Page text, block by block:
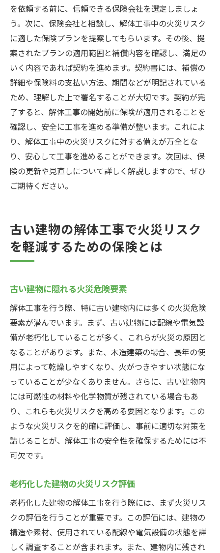
を依頼する前に、信頼できる保険会社を選定しましょ
う。次に、保険会社と相談し、解体工事中の火災リスク
に適した保険プランを提案してもらいます。その後、提
案されたプランの適用範囲と補償内容を確認し、満足の
いく内容であれば契約を進めます。契約書には、補償の
詳細や保険料の支払い方法、期間などが明記されている
ため、理解した上で署名することが大切です。契約が完
了すると、解体工事の開始前に保険が適用されることを
確認し、安全に工事を進める準備が整います。これによ
り、解体工事中の火災リスクに対する備えが万全とな
り、安心して工事を進めることができます。次回は、保
険の更新や見直しについて詳しく解説しますので、ぜひ
ご期待ください。
古い建物の解体工事で火災リスク
を軽減するための保険とは
古い建物に隠れる火災危険要素
解体工事を行う際、特に古い建物内には多くの火災危険
要素が潜んでいます。まず、古い建物には配線や電気設
備が老朽化していることが多く、これらが火災の原因と
なることがあります。また、木造建築の場合、長年の使
用によって乾燥しやすくなり、火がつきやすい状態にな
っていることが少なくありません。さらに、古い建物内
には可燃性の材料や化学物質が残されている場合もあ
り、これらも火災リスクを高める要因となります。この
ような火災リスクを的確に評価し、事前に適切な対策を
講じることが、解体工事の安全性を確保するためには不
可欠です。
老朽化した建物の火災リスク評価
老朽化した建物の解体工事を行う際には、まず火災リス
クの評価を行うことが重要です。この評価には、建物の
構造や素材、使用されている配線や電気設備の状態を詳
しく調査することが含まれます。また、建物内に残され